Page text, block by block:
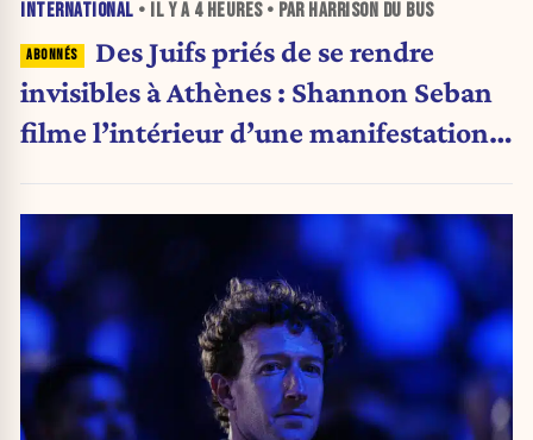
INTERNATIONAL • IL Y A 4 HEURES• PAR HARRISON DU BUS
Des Juifs priés de se rendre
invisibles à Athènes : Shannon Seban
filme l’intérieur d’une manifestation